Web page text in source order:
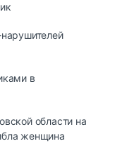
в
области на
женщина